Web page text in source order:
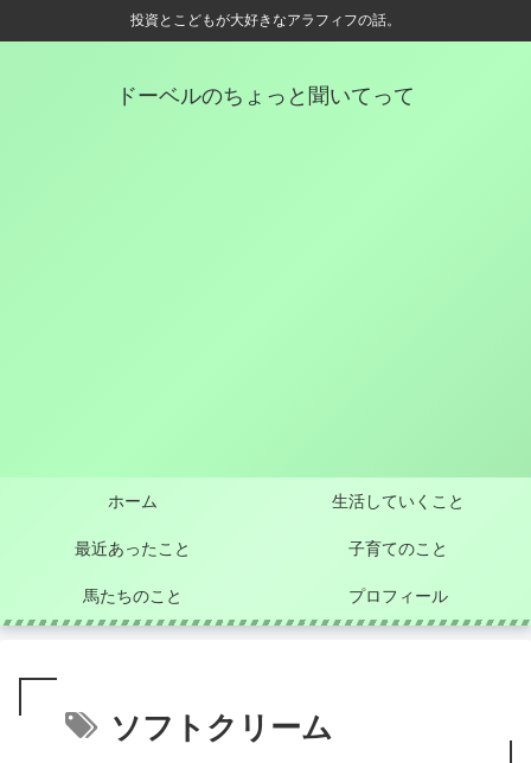
投資とこどもが大好きなアラフィフの話。
ドーベルのちょっと聞いてって
ホーム 生活していくこと
最近あったこと 子育てのこと
馬たちのこと プロフィール
ソフトクリーム